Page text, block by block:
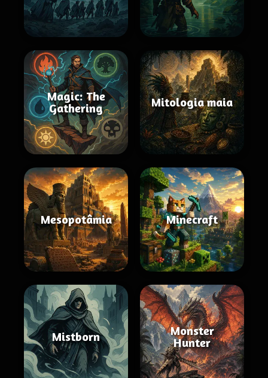
Magic: The
Gathering
Mitologia maia
Mesopotâmia Minecraft
Mistborn
Monster
Hunter